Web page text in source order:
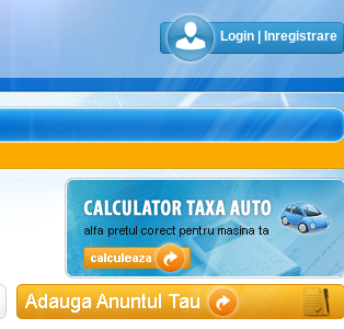
Login Inregistrare